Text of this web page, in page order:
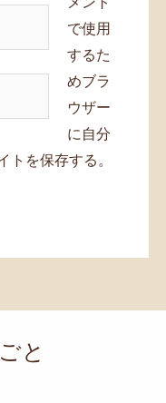
で使用
するた
めブラ
ウザー
に自分
を保存する。
と